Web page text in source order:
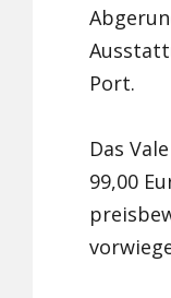
Port.
Das
99,00